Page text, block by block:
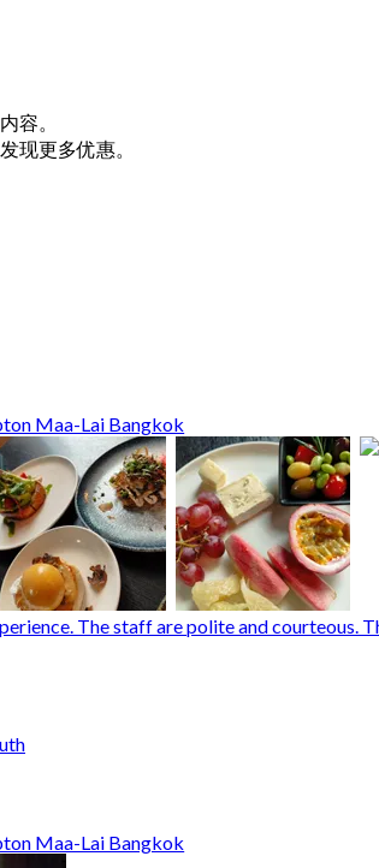
容。
现更多优惠。
Maa-Lai Bangkok
The staff are polite and courteous.
Maa-Lai Bangkok